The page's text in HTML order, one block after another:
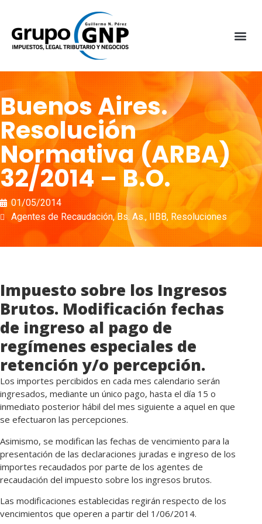
Buenos Aires.
Resolución
Normativa (ARBA)
32/2014 – B.O.
01/05/2014
Agentes de Recaudación,Bs. As., IIBB, Resoluciones
Impuesto sobre los Ingresos
Brutos. Modificación fechas
de ingreso al pago de
regímenes especiales de
retención y/o percepción.
Los importes percibidos en cada mes calendario serán
ingresados, mediante un único pago, hasta el día 15 o
inmediato posterior hábil del mes siguiente a aquel en que
se efectuaron las percepciones.
Asimismo, se modifican las fechas de vencimiento para la
presentación de las declaraciones juradas e ingreso de los
importes recaudados por parte de los agentes de
recaudación del impuesto sobre los ingresos brutos.
Las modificaciones establecidas regirán respecto de los
vencimientos que operen a partir del 1/06/2014.